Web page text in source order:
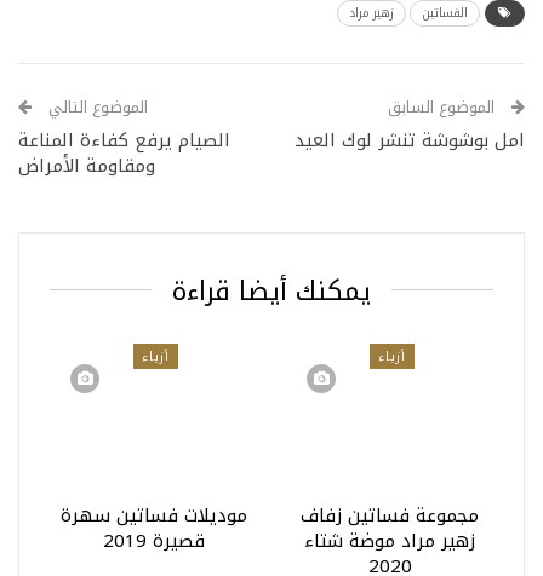
الفساتين زهير مراد
الموضوع السابق
امل بوشوشة تنشر لوك العيد
الموضوع التالي
الصيام يرفع كفاءة المناعة
ومقاومة الأمراض
يمكنك أيضا قراءة
أزياء
مجموعة فساتين زفاف
زهير مراد موضة شتاء
2020
أزياء
موديلات فساتين سهرة
قصيرة 2019